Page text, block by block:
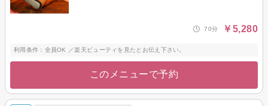
70分 ￥5,280
利用条件：全員OK ／楽天ビューティを見たとお伝え下さい。
このメニューで予約